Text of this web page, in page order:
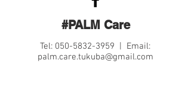
#PALM Care
Tel: 050-5832-3959 | Email:
palm.care.tukuba@gmail.com